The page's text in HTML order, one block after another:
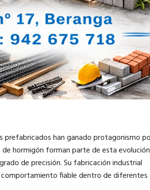
han ganado protagonismo
hormigón forman parte de esta
de precisión. Su fabricación industrial
fiable dentro de diferentes